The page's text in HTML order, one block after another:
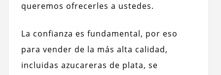
queremos ofrecerles a ustedes.
La confianza es fundamental, por eso
para vender de la más alta calidad,
incluidas azucareras de plata, se